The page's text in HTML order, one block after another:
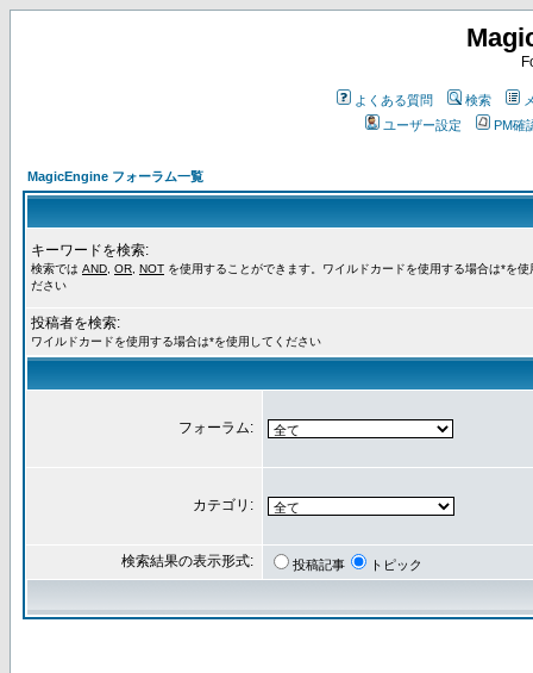
よくある質問 検索
ユーザー設定
PM確
MagicEngine フォーラム一覧
キーワードを検索:
検索では AND OR NOT を使用することができます。ワイルドカードを使用する場合は*を使
ださい
投稿者を検索:
ワイルドカードを使用する場合は*を使用してください
フォーラム:
カテゴリ:
検索結果の表示形式: 投稿記事 トピック